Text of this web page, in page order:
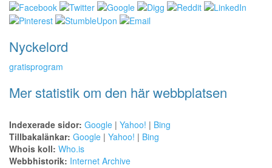
Nyckelord
gratisprogram
Mer statistik om den här webbplatsen
Indexerade sidor: Google | Yahoo! | Bing
Tillbakalänkar: Google | Yahoo! | Bing
Whois koll: Who.is
Webbhistorik: Internet Archive